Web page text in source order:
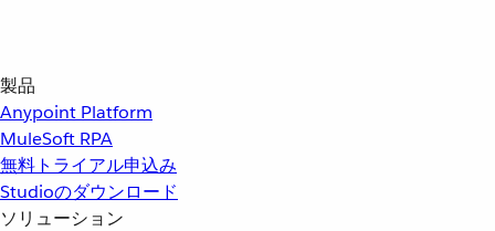
製品
Anypoint Platform
MuleSoft RPA
無料トライアル申込み
Studioのダウンロード
ソリューション